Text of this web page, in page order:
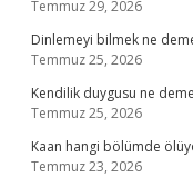
Temmuz 29, 2026
Dinlemeyi bilmek ne
Temmuz 25, 2026
Kendilik duygusu ne
Temmuz 25, 2026
Kaan hangi bölümde
Temmuz 23, 2026